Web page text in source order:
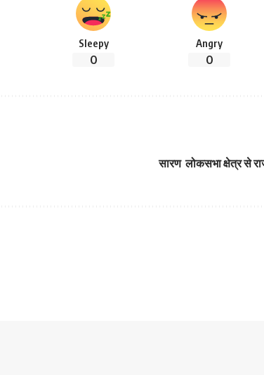
Sleepy
0
Angry
0
सारण लोकसभा क्षेत्र से